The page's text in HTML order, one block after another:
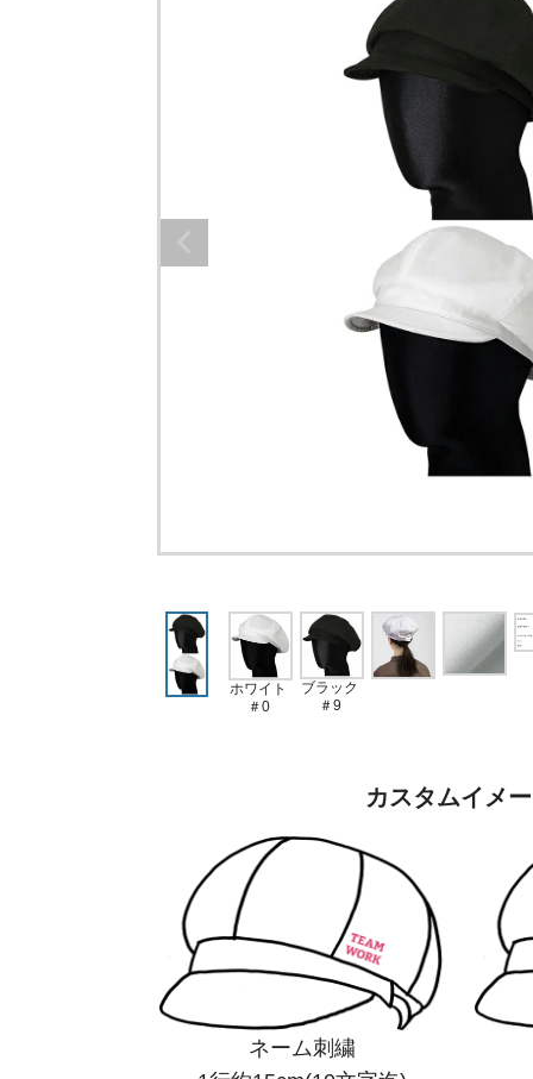
ホワイト
＃0
ブラック
＃9
カスタムイメ
ネーム刺繍